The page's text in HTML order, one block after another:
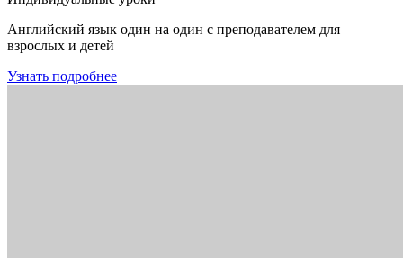
Английский язык один на один с преподавателем для
взрослых и детей
Узнать подробнее